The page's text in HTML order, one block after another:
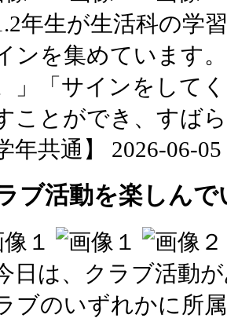
年生が生活科の学
ンを集めています
」「サインをして
ことができ、すば
年共通】 2026-06-
ブ活動を楽しんで
日は、クラブ活動
ブのいずれかに所